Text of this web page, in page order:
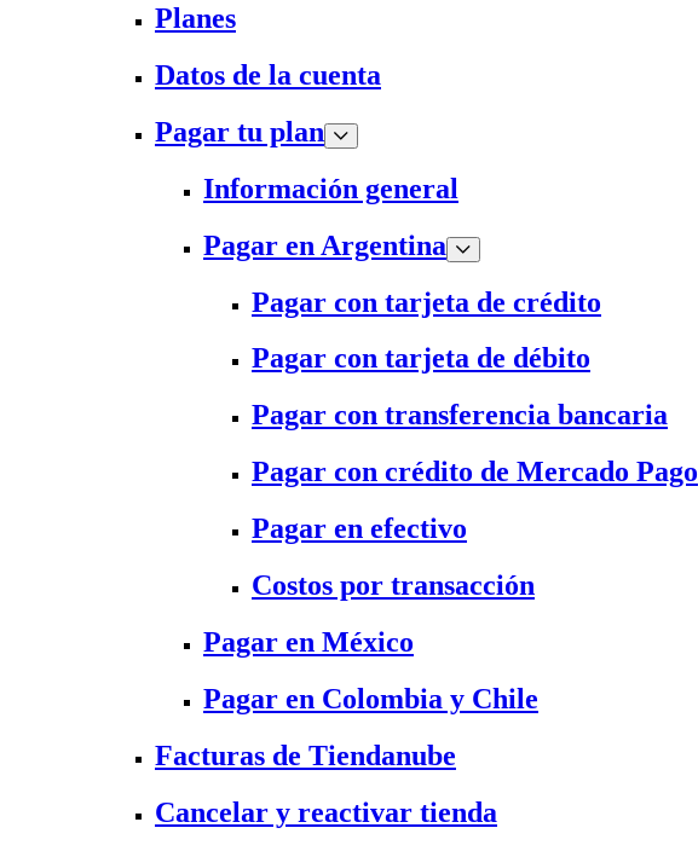
Planes
Datos de la cuenta
Pagar tu plan
Información general
Pagar en Argentina
Pagar con tarjeta de crédito
Pagar con tarjeta de débito
Pagar con transferencia bancaria
Pagar con crédito de Mercado Pago
Pagar en efectivo
Costos por transacción
Pagar en México
Pagar en Colombia y Chile
Facturas de Tiendanube
Cancelar y reactivar tienda